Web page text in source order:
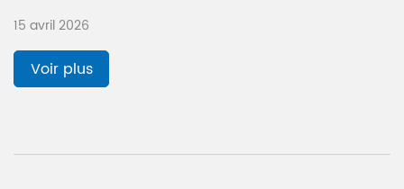
alimentaire sûr et à long terme à domicile.
15 avril 2026
Voir plus